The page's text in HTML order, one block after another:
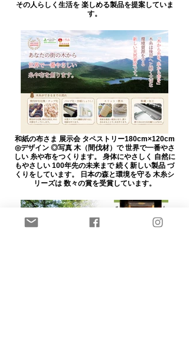
その人らしく生活を 楽しめる製品を提案していま
す。
和紙の布さま 展示会 タペストリー180cm×120cm
◎デザイン ◎写真 木（間伐材）で 世界で一番やさ
しい 糸や布をつくります。 身体にやさしく 自然に
もやさしい 100年先の未来まで 続く新しい製品 づ
くりをしています。 日本の森と環境を守る 木糸シ
リーズは 数々の賞を受賞しています。